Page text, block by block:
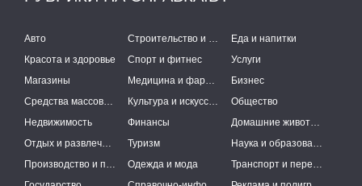
Авто Строительство и ремонт
Еда и напитки
Красота и здоровье
Спорт и фитнес
Услуги
Магазины
Медицина и фармацевтика
Бизнес
Средства массовой информации
Культура и искусство
Общество
Недвижимость
Финансы
Домашние животные
Отдых и развлечения
Туризм
Наука и образование
Производство и поставки
Одежда и мода
Транспорт и перевозки